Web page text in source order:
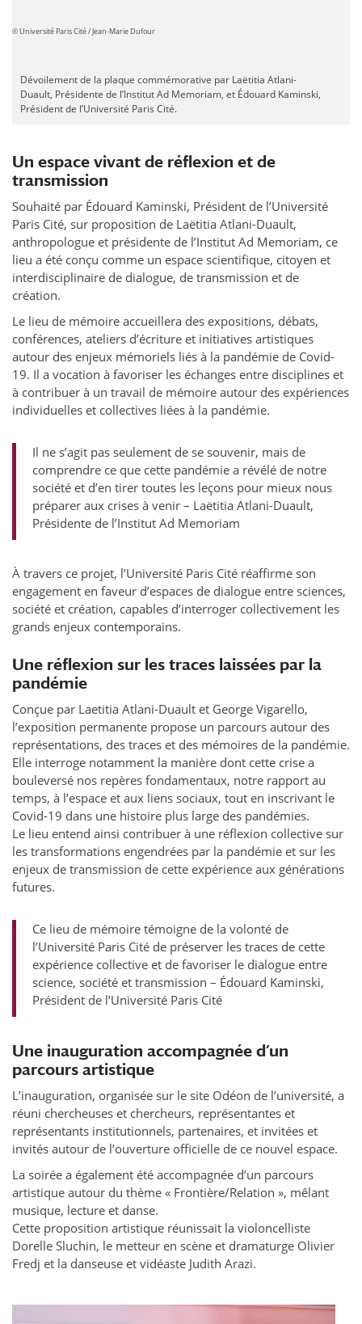
© Université Paris Cité / Jean-Marie Dufour
Dévoilement de la plaque commémorative par Laëtitia Atlani-
Duault, Présidente de l’Institut Ad Memoriam, et Édouard Kaminski,
Président de l’Université Paris Cité.
Un espace vivant de réflexion et de
transmission
Souhaité par Édouard Kaminski, Président de l’Université
Paris Cité, sur proposition de Laëtitia Atlani-Duault,
anthropologue et présidente de l’Institut Ad Memoriam, ce
lieu a été conçu comme un espace scientifique, citoyen et
interdisciplinaire de dialogue, de transmission et de
création.
Le lieu de mémoire accueillera des expositions, débats,
conférences, ateliers d’écriture et initiatives artistiques
autour des enjeux mémoriels liés à la pandémie de Covid-
19. Il a vocation à favoriser les échanges entre disciplines et
à contribuer à un travail de mémoire autour des expériences
individuelles et collectives liées à la pandémie.
Il ne s’agit pas seulement de se souvenir, mais de
comprendre ce que cette pandémie a révélé de notre
société et d’en tirer toutes les leçons pour mieux nous
préparer aux crises à venir – Laëtitia Atlani-Duault,
Présidente de l’Institut Ad Memoriam
À travers ce projet, l’Université Paris Cité réaffirme son
engagement en faveur d’espaces de dialogue entre sciences,
société et création, capables d’interroger collectivement les
grands enjeux contemporains.
Une réflexion sur les traces laissées par la
pandémie
Conçue par Laetitia Atlani-Duault et George Vigarello,
l’exposition permanente propose un parcours autour des
représentations, des traces et des mémoires de la pandémie.
Elle interroge notamment la manière dont cette crise a
bouleversé nos repères fondamentaux, notre rapport au
temps, à l’espace et aux liens sociaux, tout en inscrivant le
Covid-19 dans une histoire plus large des pandémies.
Le lieu entend ainsi contribuer à une réflexion collective sur
les transformations engendrées par la pandémie et sur les
enjeux de transmission de cette expérience aux générations
futures.
Ce lieu de mémoire témoigne de la volonté de
l’Université Paris Cité de préserver les traces de cette
expérience collective et de favoriser le dialogue entre
science, société et transmission – Édouard Kaminski,
Président de l’Université Paris Cité
Une inauguration accompagnée d’un
parcours artistique
L’inauguration, organisée sur le site Odéon de l’université, a
réuni chercheuses et chercheurs, représentantes et
représentants institutionnels, partenaires, et invitées et
invités autour de l’ouverture officielle de ce nouvel espace.
La soirée a également été accompagnée d’un parcours
artistique autour du thème « Frontière/Relation », mêlant
musique, lecture et danse.
Cette proposition artistique réunissait la violoncelliste
Dorelle Sluchin, le metteur en scène et dramaturge Olivier
Fredj et la danseuse et vidéaste Judith Arazi.